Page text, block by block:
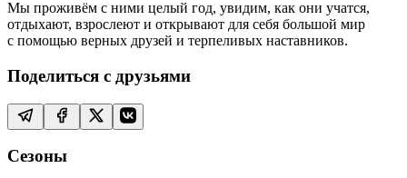
Мы проживём с ними целый год, увидим, как они учатся,
отдыхают, взрослеют и открывают для себя большой мир
с помощью верных друзей и терпеливых наставников.
Поделиться с друзьями
Сезоны